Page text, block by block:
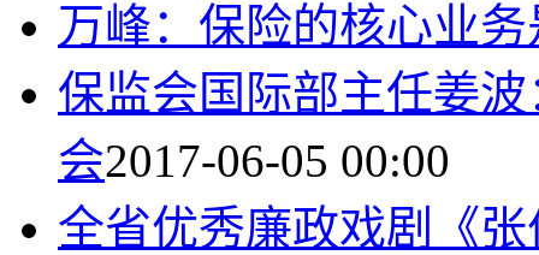
万峰：保险的核心业
保监会国际部主任姜
会2017-06-05 00:00
全省优秀廉政戏剧《